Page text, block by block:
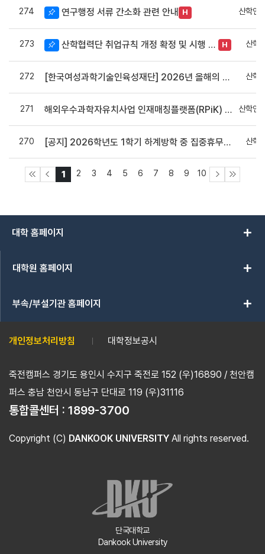
274 연구행정 서류 간소화 관련 안내 H 산학연
273 산학협력단 취업규칙 개정 확정 및 시행 안내 H 산학
272 [한국여성과학기술인육성재단] 2026년 올해의 여성과학기술인상(장관상) 후보자 추천 안내 산학
271 해외우수과학자유치사업 인재매칭플랫폼(RPiK) 안내 산학연
270 [공지] 2026학년도 1학기 하계방학 중 집중휴무제 시행 산학
1 2 3 4 5 6 7 8 9 10
대학 홈페이지 add
대학원 홈페이지 add
부속/부설기관 홈페이지 add
개인정보처리방침 대학정보공시
죽전캠퍼스 경기도 용인시 수지구 죽전로 152 (우)16890 / 천안캠
퍼스 충남 천안시 동남구 단대로 119 (우)31116
통합콜센터 : 1899-3700
Copyright (C) DANKOOK UNIVERSITY All rights reserved.
단국대학교
Dankook University